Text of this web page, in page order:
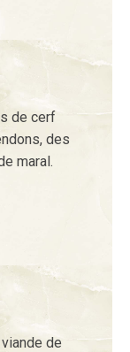
de cerf
des
maral.
de